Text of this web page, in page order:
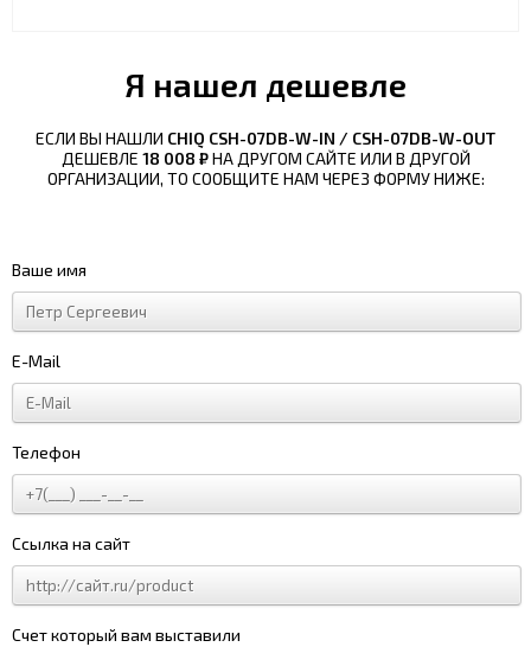
Я нашел дешевле
ЕСЛИ ВЫ НАШЛИ CHIQ CSH-07DB-W-IN / CSH-07DB-W-OUT
ДЕШЕВЛЕ 18 008 ₽НА ДРУГОМ САЙТЕ ИЛИ В ДРУГОЙ
ОРГАНИЗАЦИИ, ТО СООБЩИТЕ НАМ ЧЕРЕЗ ФОРМУ НИЖЕ:
Ваше имя
E-Mail
Телефон
Ссылка на сайт
Счет который вам выставили